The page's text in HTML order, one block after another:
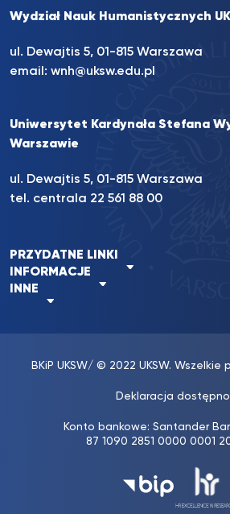
Wydział Nauk Humanistycznych
ul. Dewajtis 5, 01-815 Warszawa
email: wnh@uksw.edu.pl
Uniwersytet Kardynała Stefana
Warszawie
ul. Dewajtis 5, 01-815 Warszawa
tel. centrala 22 561 88 00
PRZYDATNE LINKI
INFORMACJE
INNE
BKiP UKSW/ © 2022 UKSW. Wszelkie
Deklaracja
Konto bankowe: Santander
87 1090 2851 0000 0001